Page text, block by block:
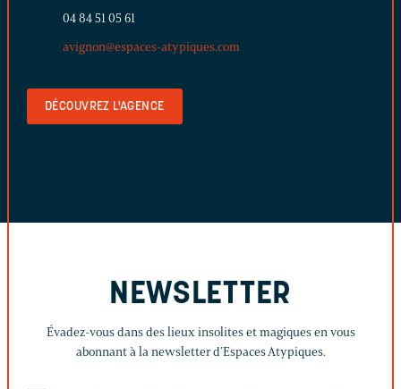
04 84 51 05 61
avignon@espaces-atypiques.com
DÉCOUVREZ L'AGENCE
NEWSLETTER
Évadez-vous dans des lieux insolites et magiques en vous
abonnant à la newsletter d’Espaces Atypiques.